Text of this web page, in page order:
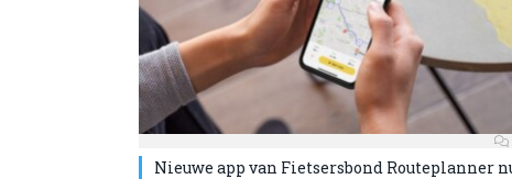
Nieuwe app van Fietsersbond Routeplanner